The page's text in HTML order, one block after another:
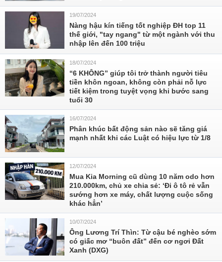
19/07/2024
Nàng hậu kín tiếng tốt nghiệp ĐH top 11
thế giới, "tay ngang" từ một ngành với thu
nhập lên đến 100 triệu
18/07/2024
“6 KHÔNG” giúp tôi trở thành người tiêu
tiền khôn ngoan, không còn phải nỗ lực
tiết kiệm trong tuyệt vọng khi bước sang
tuổi 30
16/07/2024
Phân khúc bất động sản nào sẽ tăng giá
mạnh nhất khi các Luật có hiệu lực từ 1/8
12/07/2024
Mua Kia Morning cũ dùng 10 năm odo hơn
210.000km, chủ xe chia sẻ: ‘Đi ô tô rẻ vẫn
sướng hơn xe máy, chất lượng cuộc sống
khác hẳn’
10/07/2024
Ông Lương Trí Thìn: Từ cậu bé nghèo sớm
có giấc mơ “buôn đất” đến cơ ngơi Đất
Xanh (DXG)